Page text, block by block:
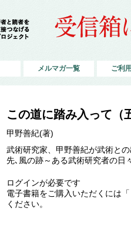
メルマガ一覧 ご利
この道に踏み入って（
甲野善紀(著)
武術研究家、甲野善紀が武術と
先､風の跡～ある武術研究者の日
ログインが必要です
電子書籍をご購入いただくには
ください。